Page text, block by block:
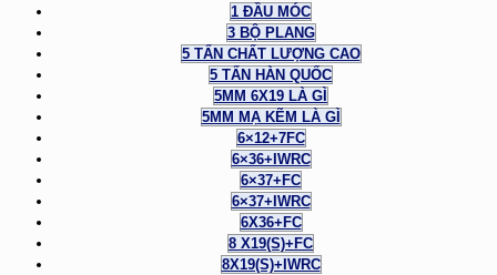
1 ĐẦU MÓC
3 BỘ PLANG
5 TẤN CHẤT LƯỢNG CAO
5 TẤN HÀN QUỐC
5MM 6X19 LÀ GÌ
5MM MẠ KẼM LÀ GÌ
6×12+7FC
6×36+IWRC
6×37+FC
6×37+IWRC
6X36+FC
8 X19(S)+FC
8X19(S)+IWRC